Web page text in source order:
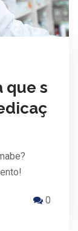
que s
0